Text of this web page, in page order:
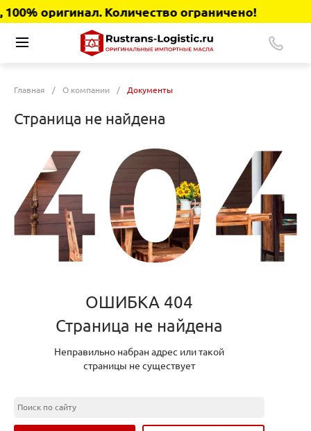
оригинал. Количество ограничено!
Главная / О компании / Документы
Страница не найдена
ОШИБКА 404
Страница не найдена
Неправильно набран адрес или такой
страницы не существует